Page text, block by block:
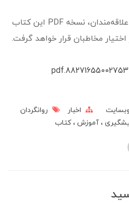
به‌منظور دسترسی آسان‌تر علاقه‌مندان، نسخه PDF این کتاب
اختیار مخاطبان قرار خواهد گرفت.
وبسایت اخبار
روانگردان
آموزش کتاب